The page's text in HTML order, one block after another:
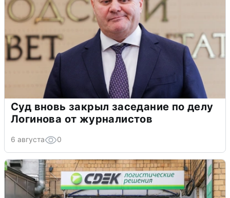
Суд вновь закрыл заседание по делу
Логинова от журналистов
6 августа 0